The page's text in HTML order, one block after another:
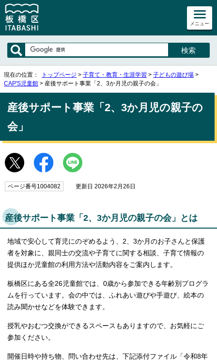
メニュー
現在の位置： トップページ > 子育て・教育・生涯学習 > 子どもの遊び場 >
CAP'S児童館 > 産後サポート事業「2、3か月児の親子の会」
産後サポート事業「2、3か月児の親子の
会」
ページ番号1004082 更新日 2026年2月26日
産後サポート事業「2、3か月児の親子の会」とは
地域で安心して育児にのぞめるよう、2、3か月のお子さんと保護
者を対象に、親同士の交流や子育てに関する相談、子育て情報の
提供ほか児童館の利用方法や活動内容をご案内します。
板橋区にある全26児童館では、0歳から参加できる年齢別プログラ
ムを行っています。会の中では、ふれあい遊びや手遊び、絵本の
読み聞かせなどを体験できます。
授乳やおむつ交換ができるスペースもありますので、お気軽にご
参加ください。
開催日時や持ち物、問い合わせ先は、下記添付ファイル「令和8年